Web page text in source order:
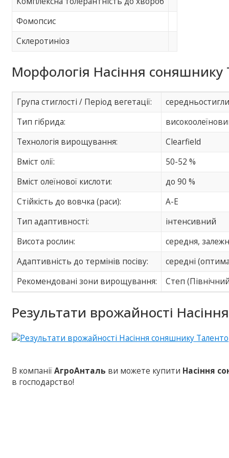
Фомопсис
Склеротиніоз
Морфологія Насіння соняшнику
Група стиглості / Період вегетації:
Тип гібрида:
Технологія вирощування:
Сlearfield
Вміст олії:
50-52 %
Вміст олеїнової кислоти:
до 90 %
Стійкість до вовчка (раси):
A-E
Тип адаптивності:
інтенсивний
Висота рослин:
середня,
Адаптивність до термінів посіву:
середні
Рекомендованi зони вирощування:
Степ
Результати врожайності
В компаніїАгроАнталь ви можете купити Насіння
в господарство!